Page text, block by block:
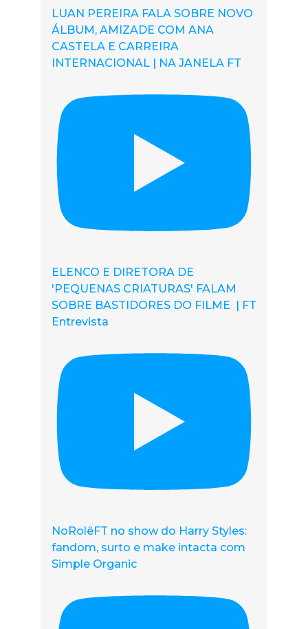
LUAN PEREIRA FALA SOBRE NOVO
ÁLBUM, AMIZADE COM ANA
CASTELA E CARREIRA
INTERNACIONAL | NA JANELA FT
ELENCO E DIRETORA DE
'PEQUENAS CRIATURAS' FALAM
SOBRE BASTIDORES DO FILME | FT
Entrevista
NoRolêFT no show do Harry Styles:
fandom, surto e make intacta com
Simple Organic